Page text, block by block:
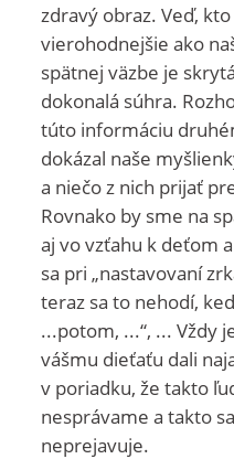
zdravý obraz. Veď,
vierohodnejšie ako
spätnej väzbe je
dokonalá súhra.
túto informáciu
dokázal naše
a niečo z nich prijať
Rovnako by sme na
aj vo vzťahu k deťom
sa pri „nastavovaní
teraz sa to nehodí,
...potom, ...“, ... Vždy
vášmu dieťaťu dali
v poriadku, že takto
nesprávame a takto
neprejavuje.